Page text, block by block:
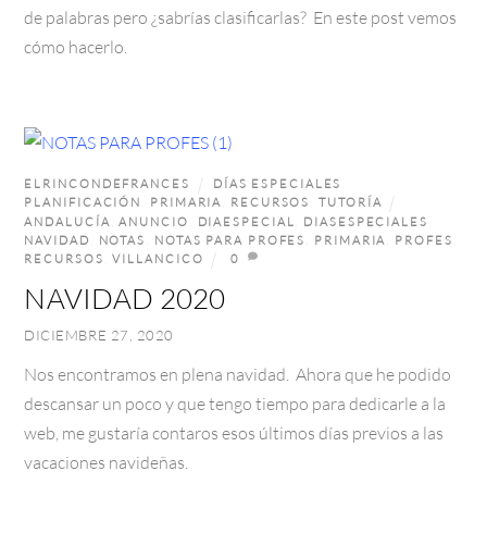
de palabras pero ¿sabrías clasificarlas? En este post vemos
cómo hacerlo.
DICIEMBRE 27, 2020
NAVIDAD 2020
ELRINCONDEFRANCES DÍAS ESPECIALES
PLANIFICACIÓN
PRIMARIA RECURSOS ,TUTORÍA
ANDALUCÍA
,ANUNCIO DIAESPECIAL DIASESPECIALES
NAVIDAD
NOTAS NOTAS PARA PROFES PRIMARIA PROFES
RECURSOS
,VILLANCICO 0
Nos encontramos en plena navidad. Ahora que he podido
descansar un poco y que tengo tiempo para dedicarle a la
web, me gustaría contaros esos últimos días previos a las
vacaciones navideñas.